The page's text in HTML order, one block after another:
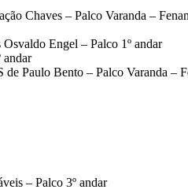
Chaves – Palco Varanda –
Engel – Palco 1º andar
andar
Paulo Bento – Palco Varanda –
– Palco 3º andar